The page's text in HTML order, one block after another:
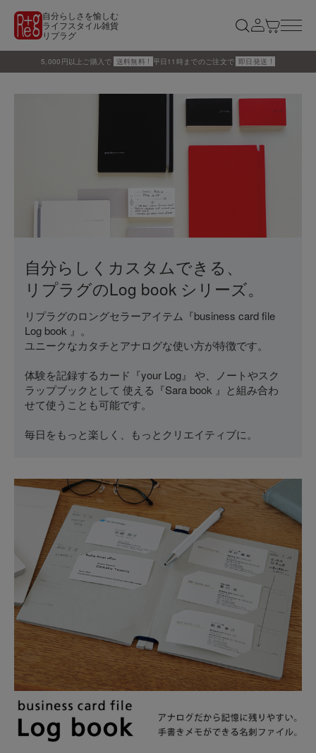
自分らしさを愉しむ
ライフスタイル雑貨
リプラグ
5,000円以上ご購入で 送料無料 ! 平日11時までのご注文で 即日発送 !
自分らしくカスタムできる、
リプラグのLog book シリーズ。
リプラグのロングセラーアイテム『business card file
Log book 』。
ユニークなカタチとアナログな使い方が特徴です。
体験を記録するカード『your Log』 や、ノートやスク
ラップブックとして 使える『Sara book 』と組み合わ
せて使うことも可能です。
毎日をもっと楽しく、もっとクリエイティブに。